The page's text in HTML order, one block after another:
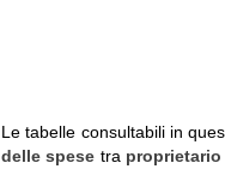
Le tabelle consultabili in
delle spese tra proprietario